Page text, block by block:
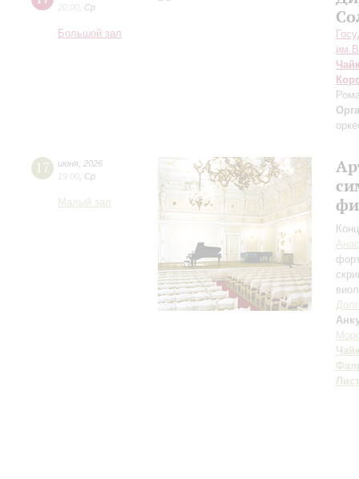
20:00 Ср
Большой зал
17 июня 2026
19:00 Ср
Малый зал
Лист